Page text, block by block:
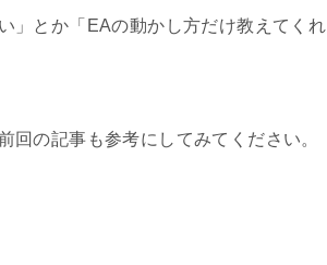
」とか「EAの動かし方だけ教えてくれ
回の記事も参考にしてみてください。